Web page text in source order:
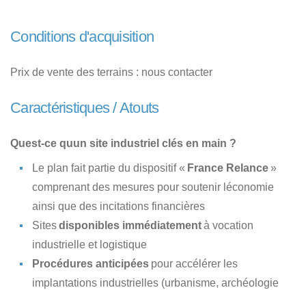
Conditions d'acquisition
Prix de vente des terrains : nous contacter
Caractéristiques / Atouts
Quest-ce quun site industriel clés en main ?
Le plan fait partie du dispositif « France Relance »
comprenant des mesures pour soutenir léconomie
ainsi que des incitations financières
Sitesdisponibles immédiatementà vocation
industrielle et logistique
Procédures anticipées pour accélérer les
implantations industrielles (urbanisme, archéologie